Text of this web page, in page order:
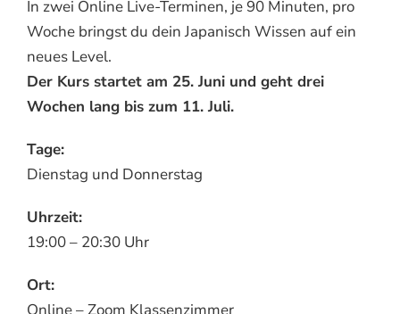
In zwei Online Live-Terminen, je 90 Minuten, pro
Woche bringst du dein Japanisch Wissen auf ein
neues Level.
Der Kurs startet am 25. Juni und geht drei
Wochen lang bis zum 11. Juli.
Tage:
Dienstag und Donnerstag
Uhrzeit:
19:00 – 20:30 Uhr
Ort:
Online – Zoom Klassenzimmer